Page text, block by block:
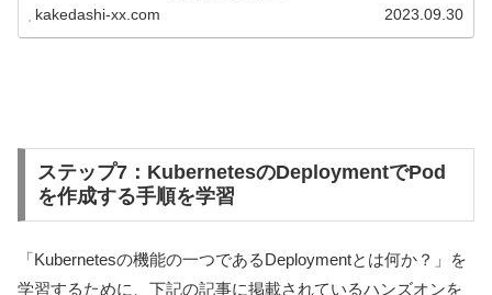
kakedashi-xx.com 2023.09.30
ステップ7：KubernetesのDeploymentでPod
を作成する手順を学習
「Kubernetesの機能の一つであるDeploymentとは何か？」を
学習するために、下記の記事に掲載されているハンズオンを